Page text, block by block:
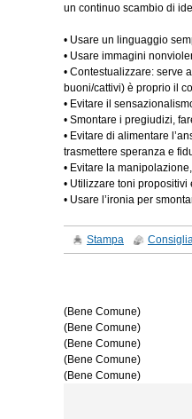
un continuo scambio di
• Usare un linguaggio
• Usare immagini
• Contestualizzare: serve
buoni/cattivi) è proprio il
• Evitare il
• Smontare i pregiudizi,
• Evitare di alimentare
trasmettere speranza e
• Evitare la
• Utilizzare toni
• Usare l’ironia per
Stampa
(Bene Comune)
(Bene Comune)
(Bene Comune)
(Bene Comune)
(Bene Comune)